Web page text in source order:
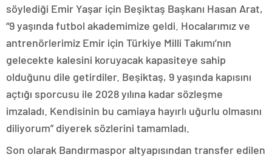
söylediği Emir Yaşar için Beşiktaş Başkanı Hasan Arat,
“9 yaşında futbol akademimize geldi. Hocalarımız ve
antrenörlerimiz Emir için Türkiye Milli Takımı’nın
gelecekte kalesini koruyacak kapasiteye sahip
olduğunu dile getirdiler. Beşiktaş, 9 yaşında kapısını
açtığı sporcusu ile 2028 yılına kadar sözleşme
imzaladı. Kendisinin bu camiaya hayırlı uğurlu olmasını
diliyorum” diyerek sözlerini tamamladı.
Son olarak Bandırmaspor altyapısından transfer edilen